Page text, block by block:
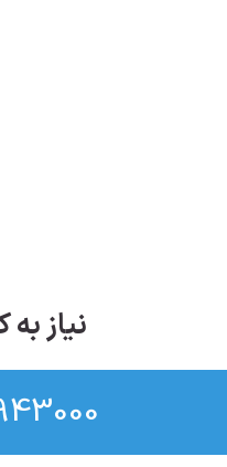
نیاز